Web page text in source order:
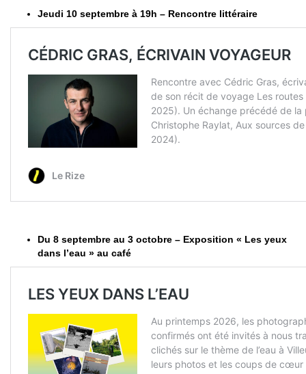
Jeudi 10 septembre à 19h – Rencontre littéraire
Du 8 septembre au 3 octobre – Exposition « Les yeux
dans l’eau » au café